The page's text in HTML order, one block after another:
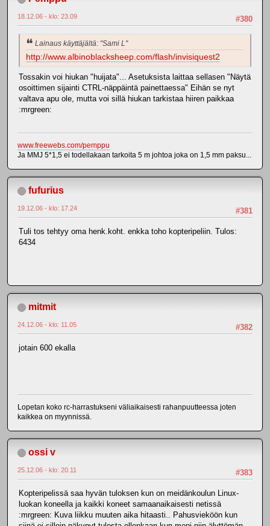
#380
18.12.06 - klo: 23.09
Lainaus käyttäjältä: "Sami L"
http://www.albinoblacksheep.com/flash/invisiquest2
Tossakin voi hiukan "huijata"... Asetuksista laittaa sellasen "Näytä
osoittimen sijainti CTRL-näppäintä painettaessa" Eihän se nyt
valtava apu ole, mutta voi sillä hiukan tarkistaa hiiren paikkaa
:mrgreen:
www.freewebs.com/pemppu
Ja MMJ 5*1,5 ei todellakaan tarkoita 5 m johtoa joka on 1,5 mm paksu...
fufurius
#381
19.12.06 - klo: 17.24
Tuli tos tehtyy oma henk.koht. enkka toho kopteripeliin. Tulos:
6434
mitmit
#382
24.12.06 - klo: 11.05
jotain 600 ekalla
Lopetan koko rc-harrastukseni väliaikaisesti rahanpuutteessa joten
kaikkea on myynnissä.
ossi v
#383
25.12.06 - klo: 20.11
Kopteripelissä saa hyvän tuloksen kun on meidänkoulun Linux-
luokan koneella ja kaikki koneet samaanaikaisesti netissä
:mrgreen: Kuva liikku muuten aika hitaasti.. Pahusvieköön kun